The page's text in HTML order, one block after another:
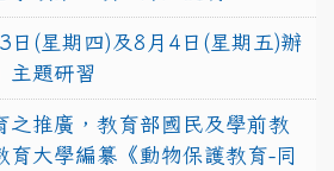
日(星期四)及8月4日(星期五)辦
主題研習
之推廣，教育部國民及學前教
育大學編纂《動物保護教育-同